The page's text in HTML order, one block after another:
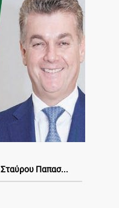
Παπασ...